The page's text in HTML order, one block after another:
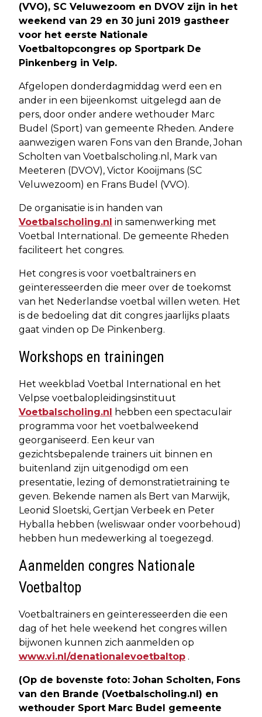
(VVO), SC Veluwezoom en DVOV zijn in het
weekend van 29 en 30 juni 2019 gastheer
voor het eerste Nationale
Voetbaltopcongres op Sportpark De
Pinkenberg in Velp.
Afgelopen donderdagmiddag werd een en
ander in een bijeenkomst uitgelegd aan de
pers, door onder andere wethouder Marc
Budel (Sport) van gemeente Rheden. Andere
aanwezigen waren Fons van den Brande, Johan
Scholten van Voetbalscholing.nl, Mark van
Meeteren (DVOV), Victor Kooijmans (SC
Veluwezoom) en Frans Budel (VVO).
De organisatie is in handen van
Voetbalscholing.nl in samenwerking met
Voetbal International. De gemeente Rheden
faciliteert het congres.
Het congres is voor voetbaltrainers en
geïnteresseerden die meer over de toekomst
van het Nederlandse voetbal willen weten. Het
is de bedoeling dat dit congres jaarlijks plaats
gaat vinden op De Pinkenberg.
Workshops en trainingen
Het weekblad Voetbal International en het
Velpse voetbalopleidingsinstituut
Voetbalscholing.nl hebben een spectaculair
programma voor het voetbalweekend
georganiseerd. Een keur van
gezichtsbepalende trainers uit binnen en
buitenland zijn uitgenodigd om een
presentatie, lezing of demonstratietraining te
geven. Bekende namen als Bert van Marwijk,
Leonid Sloetski, Gertjan Verbeek en Peter
Hyballa hebben (weliswaar onder voorbehoud)
hebben hun medewerking al toegezegd.
Aanmelden congres Nationale
Voetbaltop
Voetbaltrainers en geïnteresseerden die een
dag of het hele weekend het congres willen
bijwonen kunnen zich aanmelden op
www.vi.nl/denationalevoetbaltop .
(Op de bovenste foto: Johan Scholten, Fons
van den Brande (Voetbalscholing.nl) en
wethouder Sport Marc Budel gemeente